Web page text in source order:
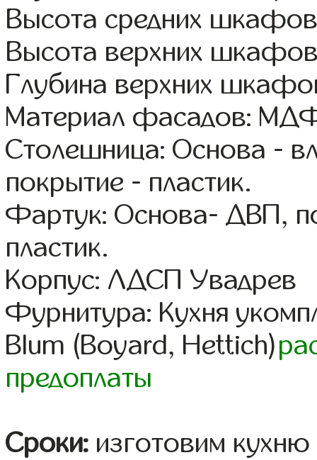
Высота средних
Высота верхних
Глубина верхних
Материал фасадов:
Столешница: Основа -
покрытие - пластик.
Фартук: Основа- ДВП,
пластик.
Корпус: ЛДСП Увадрев
Фурнитура: Кухня
Blum (Boyard, Hettich)
предоплаты
Сроки: изготовим